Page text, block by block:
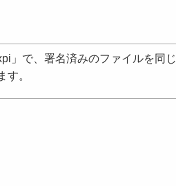
」で、署名済みのファイルを同じ
。